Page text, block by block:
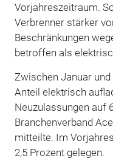
Vorjahreszeitraum.
Verbrenner stärker
Beschränkungen
betroffen als
Zwischen Januar
Anteil elektrisch
Neuzulassungen auf
Branchenverband
mitteilte. Im
2,5 Prozent gelegen.